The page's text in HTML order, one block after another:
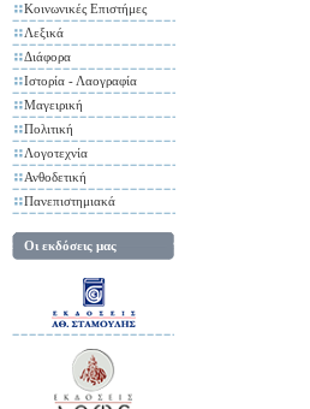
Κοινωνικές Επιστήμες
Λεξικά
Διάφορα
Ιστορία - Λαογραφία
Μαγειρική
Πολιτική
Λογοτεχνία
Ανθοδετική
Πανεπιστημιακά
Οι εκδόσεις μας